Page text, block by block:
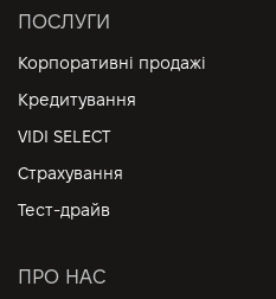
ПОСЛУГИ
Корпоративні продажі
Кредитування
VIDI SELECT
Страхування
Тест-драйв
ПРО НАС